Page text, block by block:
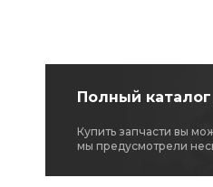
Полный
Купить запчасти вы
мы предусмотрели